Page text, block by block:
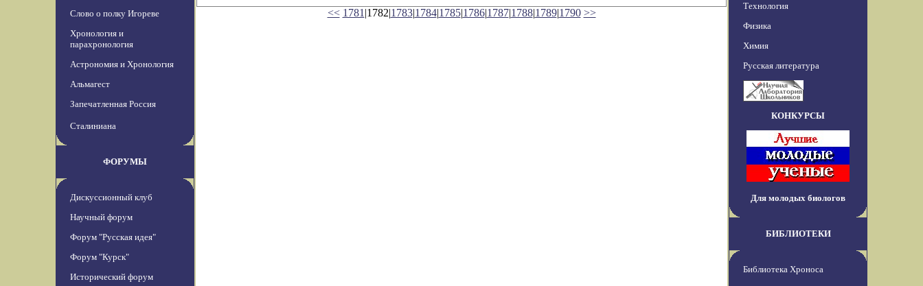
Слово о полку Игореве
Хронология и
парахронология
Астрономия и Хронология
Альмагест
Запечатленная Россия
Сталиниана
ФОРУМЫ
Дискуссионный клуб
Научный форум
Форум "Русская идея"
Форум "Курск"
Исторический форум
<< 1781 |1782|1783|1784|1785|1786|1787|1788|1789|1790 >>
Технология
Физика
Химия
Русская литература
КОНКУРСЫ
Для молодых биологов
БИБЛИОТЕКИ
Библиотека Хроноса